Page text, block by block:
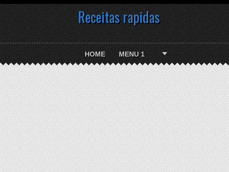
Receitas rapidas
HOME MENU 1